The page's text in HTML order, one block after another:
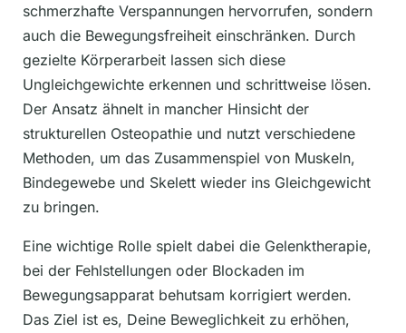
schmerzhafte Verspannungen hervorrufen, sondern
auch die Bewegungsfreiheit einschränken. Durch
gezielte Körperarbeit lassen sich diese
Ungleichgewichte erkennen und schrittweise lösen.
Der Ansatz ähnelt in mancher Hinsicht der
strukturellen Osteopathie und nutzt verschiedene
Methoden, um das Zusammenspiel von Muskeln,
Bindegewebe und Skelett wieder ins Gleichgewicht
zu bringen.
Eine wichtige Rolle spielt dabei die Gelenktherapie,
bei der Fehlstellungen oder Blockaden im
Bewegungsapparat behutsam korrigiert werden.
Das Ziel ist es, Deine Beweglichkeit zu erhöhen,